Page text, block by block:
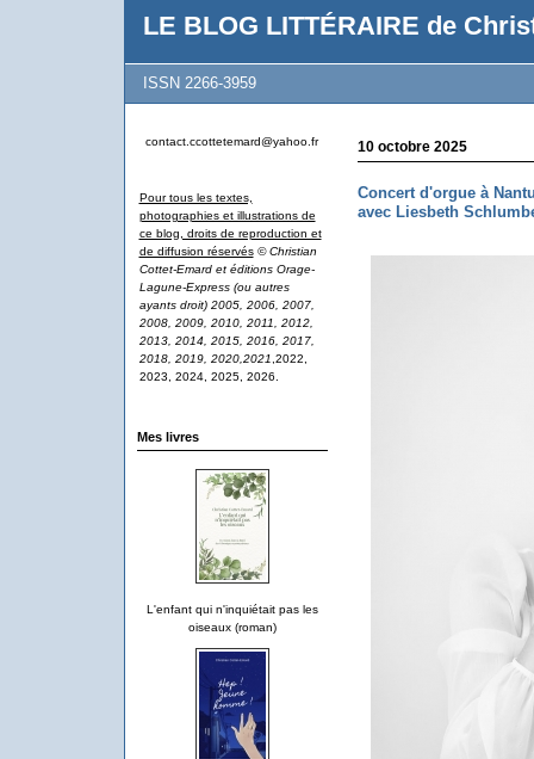
LE BLOG LITTÉRAIRE de
ISSN 2266-3959
contact.ccottetemard@yahoo.fr
Pour tous les textes,
photographies et illustrations de
ce blog, droits de reproduction et
de diffusion réservés © Christian
Cottet-Emard et éditions Orage-
Lagune-Express (ou autres
ayants droit) 2005, 2006, 2007,
2008, 2009, 2010, 2011, 2012,
2013, 2014, 2015, 2016, 2017,
2018, 2019, 2020,2021 ,2022,
2023, 2024, 2025, 2026.
Mes livres
L'enfant qui n'inquiétait pas les
oiseaux (roman)
10 octobre 2025
Concert d'orgue à
avec Liesbeth